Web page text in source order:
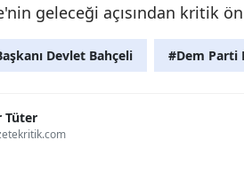
geleceği açısından kritik
Devlet Bahçeli #Dem Parti
Tüter